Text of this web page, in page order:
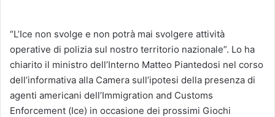
“L’Ice non svolge e non potrà mai svolgere attività
operative di polizia sul nostro territorio nazionale”. Lo ha
chiarito il ministro dell’Interno Matteo Piantedosi nel corso
dell’informativa alla Camera sull’ipotesi della presenza di
agenti americani dell’Immigration and Customs
Enforcement (Ice) in occasione dei prossimi Giochi